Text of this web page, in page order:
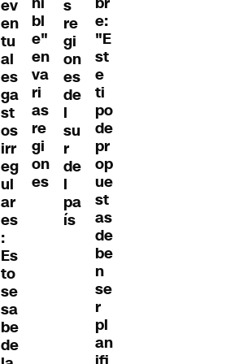
ev
en
tu
al
es
ga
st
os
irr
eg
ul
ar
es
:
Es
to
se
sa
be
de
bl
e"
en
va
ri
as
re
gi
on
es
s
re
gi
on
es
de
l
su
r
de
l
pa
ís
e:
"E
st
e
ti
po
de
pr
op
ue
st
as
de
be
n
se
r
pl
an